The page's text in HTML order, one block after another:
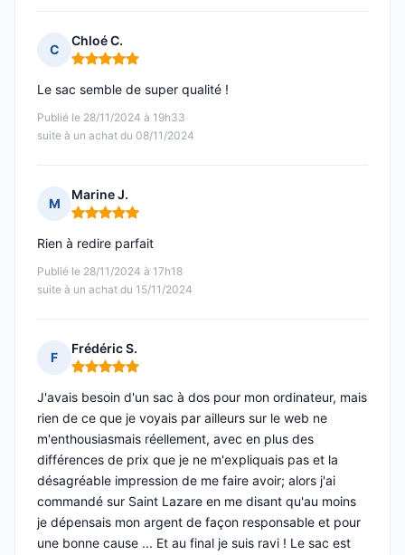
C
Chloé C.
Note : 5 sur 5
Publié le 28/11/2024 à 19h33
suite à un achat du 08/11/2024
Le sac semble de super qualité !
M
Marine J.
Note : 5 sur 5
Publié le 28/11/2024 à 17h18
suite à un achat du 15/11/2024
Rien à redire parfait
F
Frédéric S.
Note : 5 sur 5
J'avais besoin d'un sac à dos pour mon ordinateur, mais
rien de ce que je voyais par ailleurs sur le web ne
m'enthousiasmais réellement, avec en plus des
différences de prix que je ne m'expliquais pas et la
désagréable impression de me faire avoir; alors j'ai
commandé sur Saint Lazare en me disant qu'au moins
je dépensais mon argent de façon responsable et pour
une bonne cause ... Et au final je suis ravi ! Le sac est